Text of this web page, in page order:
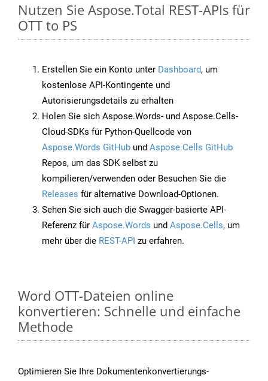
Nutzen Sie Aspose.Total REST-APIs für
OTT to PS
Erstellen Sie ein Konto unter Dashboard, um
kostenlose API-Kontingente und
Autorisierungsdetails zu erhalten
Holen Sie sich Aspose.Words- und Aspose.Cells-
Cloud-SDKs für Python-Quellcode von
Aspose.Words GitHub und Aspose.Cells GitHub
Repos, um das SDK selbst zu
kompilieren/verwenden oder Besuchen Sie die
Releases für alternative Download-Optionen.
Sehen Sie sich auch die Swagger-basierte API-
Referenz für Aspose.Words und Aspose.Cells, um
mehr über die REST-API zu erfahren.
Word OTT-Dateien online
konvertieren: Schnelle und einfache
Methode
Optimieren Sie Ihre Dokumentenkonvertierungs-